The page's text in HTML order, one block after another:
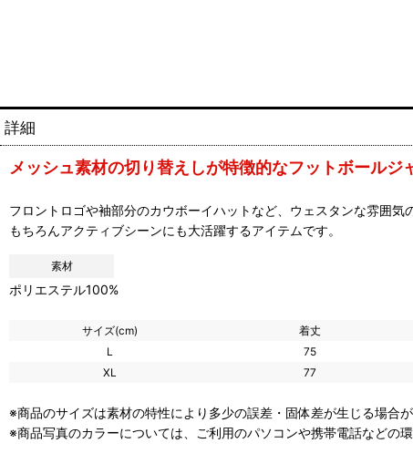
詳細
メッシュ素材の切り替えしが特徴的なフットボールジ
フロントロゴや袖部分のカウボーイハットなど、ウェスタンな雰囲
もちろんアクティブシーンにも大活躍するアイテムです。
素材
ポリエステル100%
サイズ(cm) 着丈
L
75
XL
77
※商品のサイズは素材の特性により多少の誤差・固体差が生じる場合
※商品写真のカラーについては、ご利用のパソコンや携帯電話などの